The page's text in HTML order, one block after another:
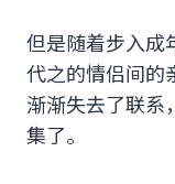
但是随着步入成
代之的情侣间的
渐渐失去了联系
集了。